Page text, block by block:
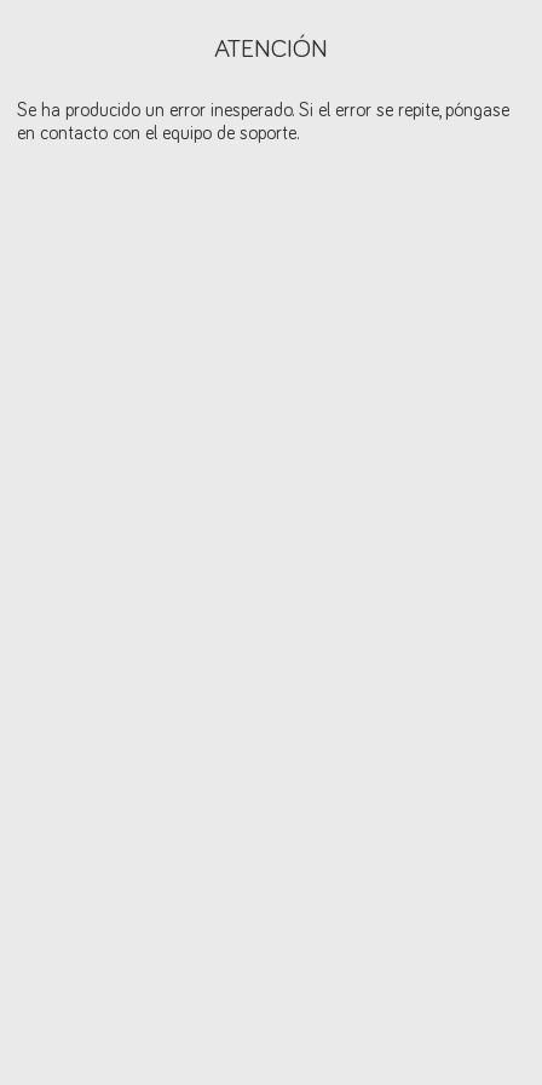
ATENCIÓN
Se ha producido un error inesperado. Si el error se repite, póngase
en contacto con el equipo de soporte.